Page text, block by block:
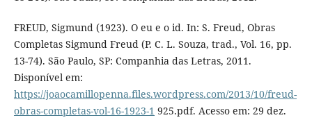
FREUD, Sigmund (1923). O eu e o id. In: S. Freud, Obras
Completas Sigmund Freud (P. C. L. Souza, trad., Vol. 16, pp.
13-74). São Paulo, SP: Companhia das Letras, 2011.
Disponível em:
https://joaocamillopenna.files.wordpress.com/2013/10/freud-
obras-completas-vol-16-1923-1 925.pdf. Acesso em: 29 dez.